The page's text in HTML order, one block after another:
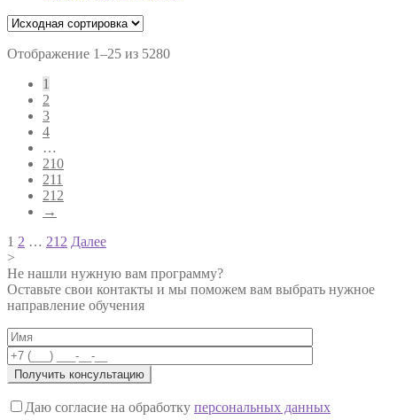
Отображение 1–25 из 5280
1
2
3
4
…
210
211
212
→
Навигация
по
записям
1 2 … 212 Далее
>
Не нашли нужную вам программу?
Оставьте свои контакты и мы поможем вам выбрать нужное
направление обучения
Даю согласие на обработку персональных данных